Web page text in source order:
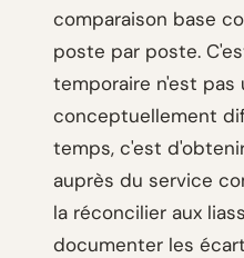
comparaison base
poste par poste.
temporaire n'est pas
conceptuellement
temps, c'est
auprès du service
la réconcilier aux
documenter les